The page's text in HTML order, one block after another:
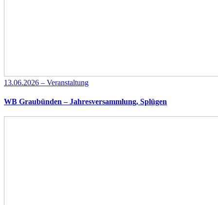
13.06.2026 – Veranstaltung
WB Graubünden – Jahresversammlung, Splügen